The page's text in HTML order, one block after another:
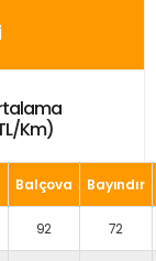
km)
Balçova Bayındır
92 72